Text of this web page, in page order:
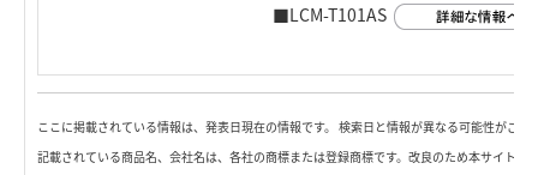
■LCM-T101AS
ここに掲載されている情報は、発表日現在の情報です。 検索日と情報が異なる可能性がご
記載されている商品名、会社名は、各社の商標または登録商標です。改良のため本サイト内